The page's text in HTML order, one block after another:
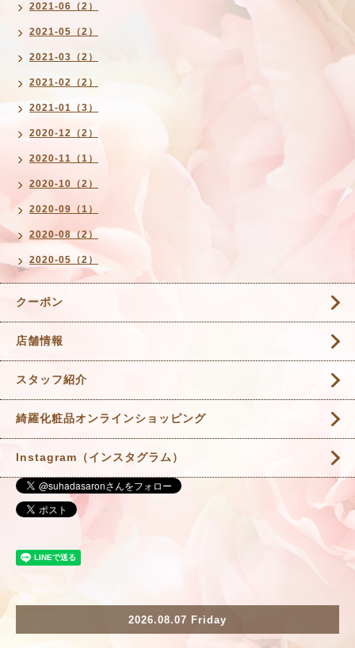
2021-06（2）
2021-05（2）
2021-03（2）
2021-02（2）
2021-01（3）
2020-12（2）
2020-11（1）
2020-10（2）
2020-09（1）
2020-08（2）
2020-05（2）
クーポン
店舗情報
スタッフ紹介
綺羅化粧品オンラインショッピング
Instagram（インスタグラム）
2026.08.07 Friday